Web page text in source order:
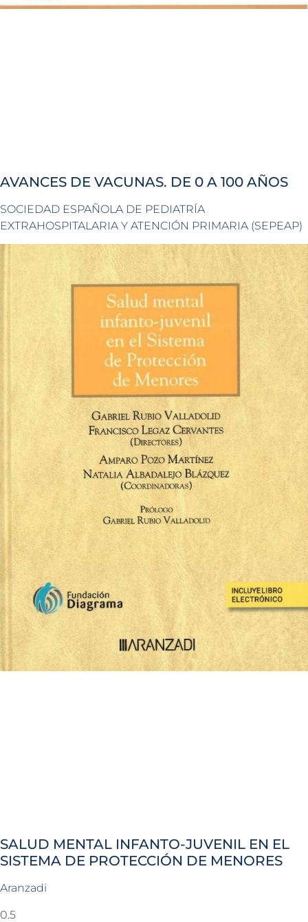
AVANCES DE VACUNAS. DE 0 A 100 AÑOS
SOCIEDAD ESPAÑOLA DE PEDIATRÍA
EXTRAHOSPITALARIA Y ATENCIÓN PRIMARIA (SEPEAP)
SALUD MENTAL INFANTO-JUVENIL EN EL
SISTEMA DE PROTECCIÓN DE MENORES
Aranzadi